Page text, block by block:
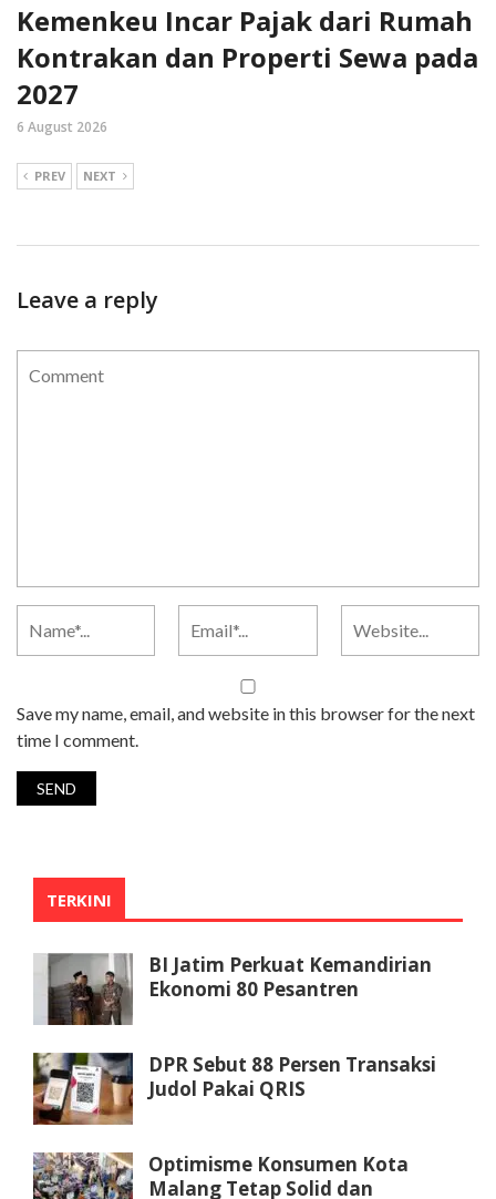
Kemenkeu Incar Pajak dari Rumah
Kontrakan dan Properti Sewa pada
2027
6 August 2026
PREV NEXT
Leave a reply
Save my name, email, and website in this browser for the next
time I comment.
TERKINI
BI Jatim Perkuat Kemandirian
Ekonomi 80 Pesantren
DPR Sebut 88 Persen Transaksi
Judol Pakai QRIS
Optimisme Konsumen Kota
Malang Tetap Solid dan